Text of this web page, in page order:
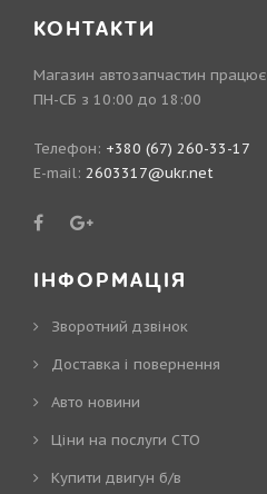
КОНТАКТИ
Магазин автозапчастин працює
ПН-СБ з 10:00 до 18:00
Телефон: +380 (67) 260-33-17
E-mail: 2603317@ukr.net
ІНФОРМАЦІЯ
Зворотний дзвінок
Доставка і повернення
Авто новини
Ціни на послуги СТО
Купити двигун б/в